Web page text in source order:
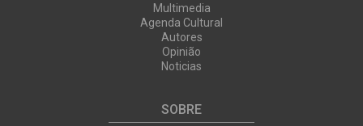
Multimedia
Agenda Cultural
Autores
Opinião
Noticias
SOBRE